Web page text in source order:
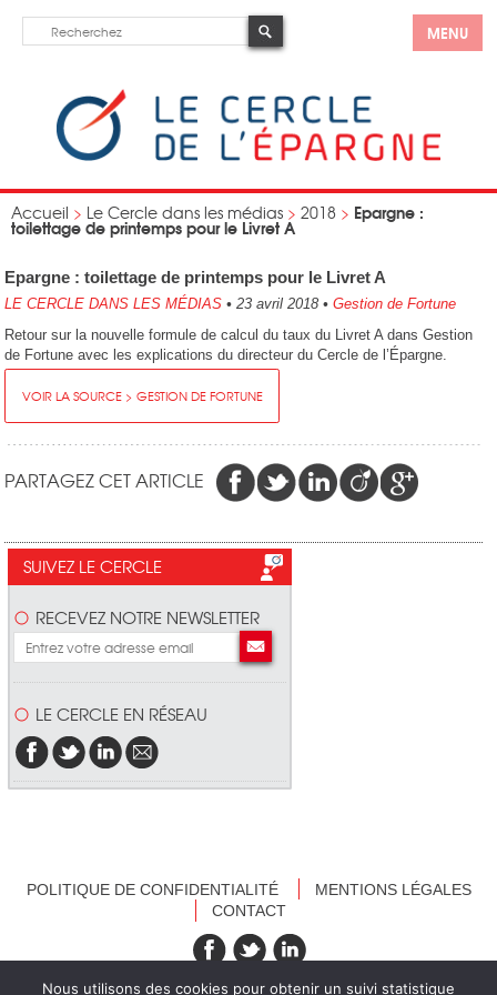
MENU
Accueil > Le Cercle dans les médias > 2018 > Epargne :
toilettage de printemps pour le Livret A
Epargne : toilettage de printemps pour le Livret A
LE CERCLE DANS LES MÉDIAS • 23 avril 2018• Gestion de Fortune
Retour sur la nouvelle formule de calcul du taux du Livret A dans Gestion
de Fortune avec les explications du directeur du Cercle de l’Épargne.
VOIR LA SOURCE > GESTION DE FORTUNE
PARTAGEZ CET ARTICLE
SUIVEZ LE CERCLE
RECEVEZ NOTRE NEWSLETTER
LE CERCLE EN RÉSEAU
POLITIQUE DE CONFIDENTIALITÉ
MENTIONS LÉGALES
CONTACT
recevez nos newsletters
Nous utilisons des cookies pour obtenir un suivi statistique